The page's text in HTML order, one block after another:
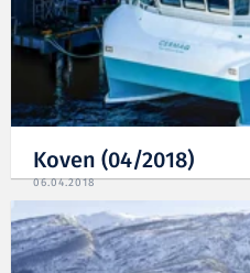
Koven (04/2018)
06.04.2018